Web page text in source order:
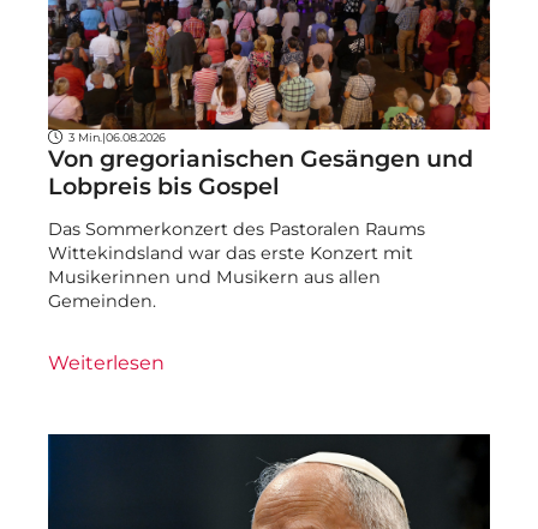
3 Min. |06.08.2026
Von gregorianischen Gesängen und
Lobpreis bis Gospel
Das Sommerkonzert des Pastoralen Raums
Wittekindsland war das erste Konzert mit
Musikerinnen und Musikern aus allen
Gemeinden.
Weiterlesen